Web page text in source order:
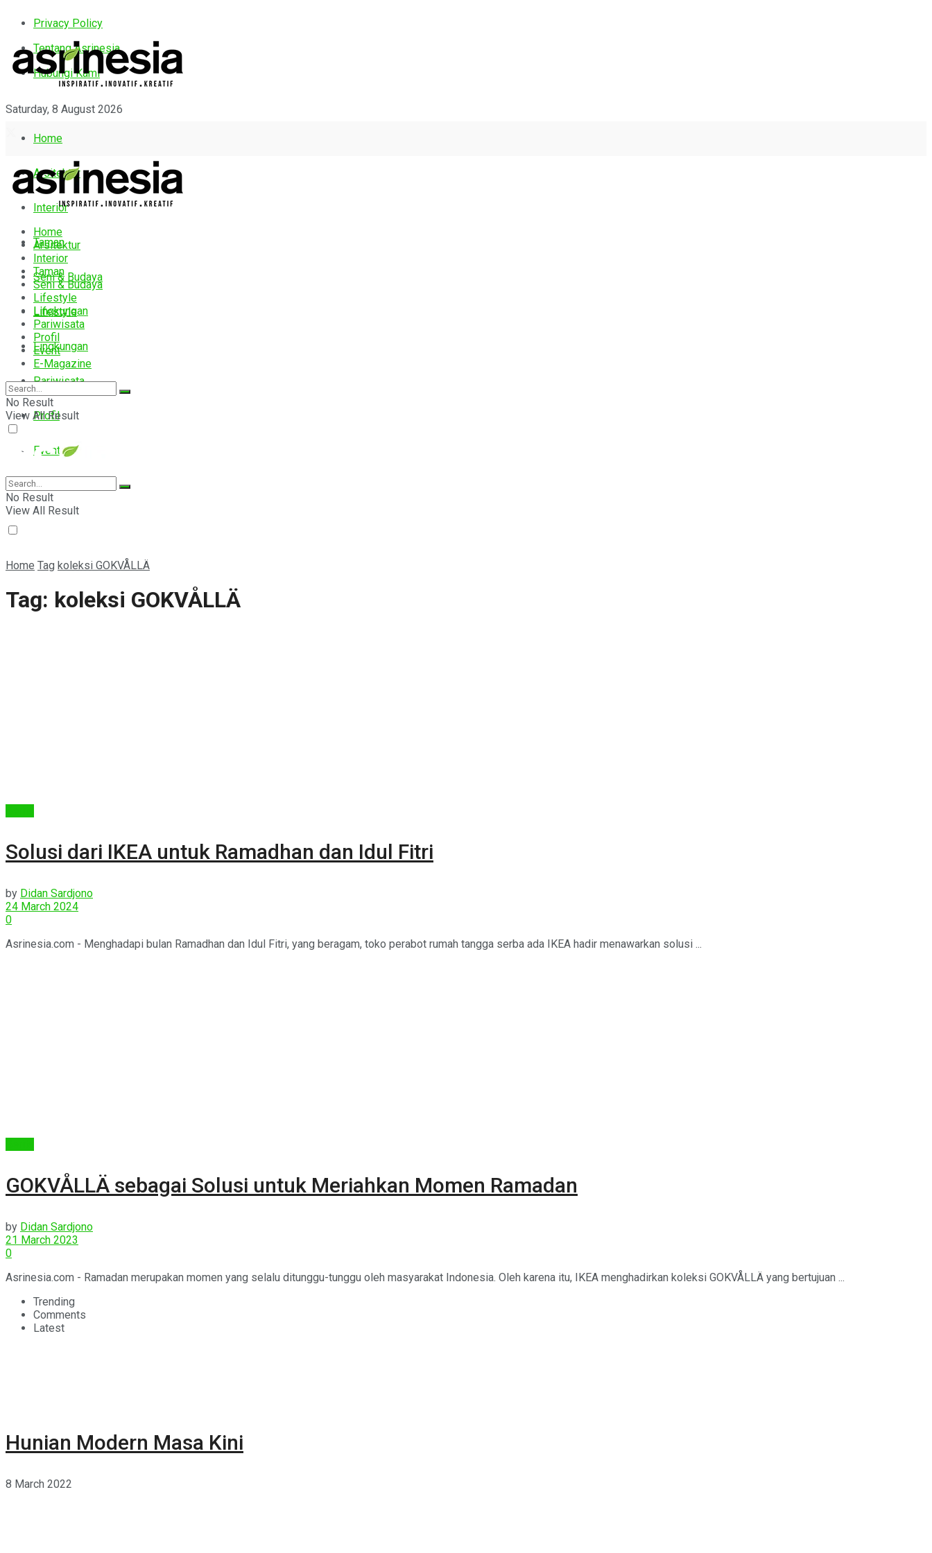
Privacy Policy
Tentang Asrinesia
Hubungi Kami
Saturday, 8 August 2026
Home
Arsitektur
Interior
Taman
Seni & Budaya
Lifestyle
Lingkungan
Pariwisata
Profil
Event
E-Magazine
Home
Arsitektur
Interior
Taman
Seni & Budaya
Lifestyle
Lingkungan
Pariwisata
Profil
Event
E-Magazine
No Result
View All Result
No Result
View All Result
Home Tag koleksi GOKVÅLLÄ
Tag: koleksi GOKVÅLLÄ
Solusi dari IKEA untuk Ramadhan dan Idul Fitri
by Didan Sardjono
24 March 2024
0
Asrinesia.com - Menghadapi bulan Ramadhan dan Idul Fitri, yang beragam, toko perabot rumah tangga serba ada IKEA hadir menawarkan solusi ...
GOKVÅLLÄ sebagai Solusi untuk Meriahkan Momen Ramadan
by Didan Sardjono
21 March 2023
0
Asrinesia.com - Ramadan merupakan momen yang selalu ditunggu-tunggu oleh masyarakat Indonesia. Oleh karena itu, IKEA menghadirkan koleksi GOKVÅLLÄ yang bertujuan ...
Trending
Comments
Latest
Hunian Modern Masa Kini
8 March 2022